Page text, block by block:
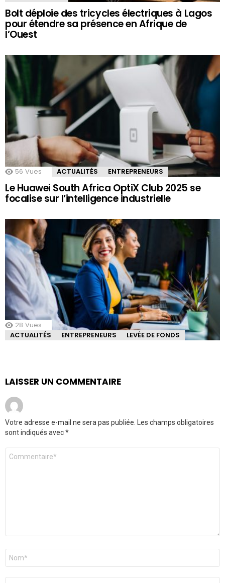
Bolt déploie des tricycles électriques à Lagos
pour étendre sa présence en Afrique de
l’Ouest
56 Vues ACTUALITÉS ENTREPRENEURS
Le Huawei South Africa OptiX Club 2025 se
focalise sur l’intelligence industrielle
28 Vues
ACTUALITÉS
ENTREPRENEURS LEVÉE DE FONDS
LAISSER UN COMMENTAIRE
Votre adresse e-mail ne sera pas publiée. Les champs obligatoires
sont indiqués avec*
Commentaire
Nom
E-